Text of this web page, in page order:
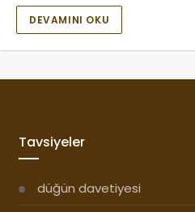
DEVAMINI OKU
Tavsiyeler
düğün davetiyesi